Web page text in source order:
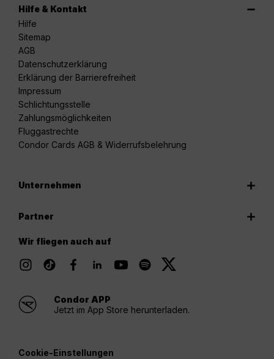
Hilfe & Kontakt
Hilfe
Sitemap
AGB
Datenschutzerklärung
Erklärung der Barrierefreiheit
Impressum
Schlichtungsstelle
Zahlungsmöglichkeiten
Fluggastrechte
Condor Cards AGB & Widerrufsbelehrung
Unternehmen
Partner
Wir fliegen auch auf
Condor APP
Jetzt im App Store herunterladen.
Cookie-Einstellungen